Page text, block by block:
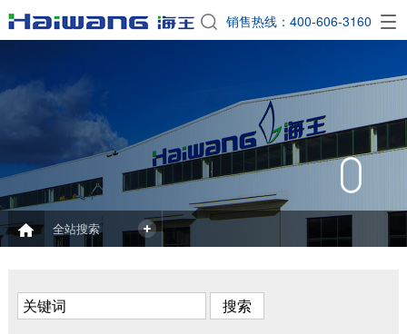
销售热线：400-606-3160
EN 
全站搜索